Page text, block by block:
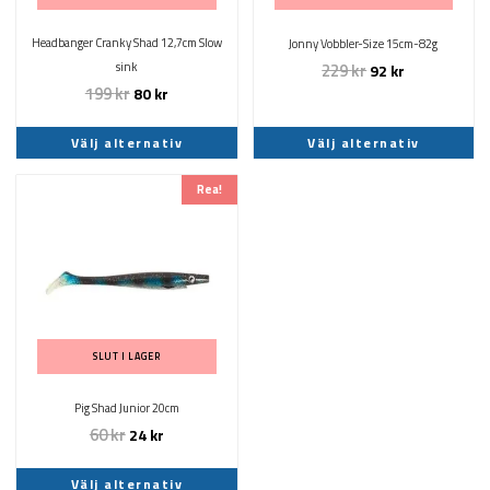
Headbanger Cranky Shad 12,7cm Slow
sink
199kr 80kr
Välj alternativ
alternativen
kan
väljas
Jonny Vobbler-Size 15cm-82g
229kr92 kr
Välj alternativ
alternativen
kan
Rea!
SLUT I LAGER
Pig Shad Junior 20cm
60kr 24kr
Välj alternativ
flera
olika
alternativen
kan
väljas
produktsidan